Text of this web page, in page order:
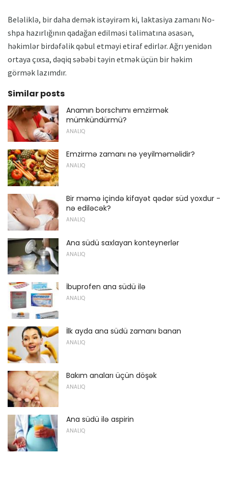
Beləliklə, bir daha demək istəyirəm ki, laktasiya zamanı No-
shpa hazırlığının qadağan edilməsi təlimatına əsasən,
həkimlər birdəfəlik qəbul etməyi etiraf edirlər. Ağrı yenidən
ortaya çıxsa, dəqiq səbəbi təyin etmək üçün bir həkim
görmək lazımdır.
Similar posts
Anamın borschımı emzirmək
mümkündürmü?
ANALIQ
Emzirmə zamanı nə yeyilməməlidir?
ANALIQ
Bir məmə içində kifayət qədər süd yoxdur -
nə ediləcək?
ANALIQ
Ana südü saxlayan konteynerlər
ANALIQ
İbuprofen ana südü ilə
ANALIQ
İlk ayda ana südü zamanı banan
ANALIQ
Bakım anaları üçün döşək
ANALIQ
Ana südü ilə aspirin
ANALIQ